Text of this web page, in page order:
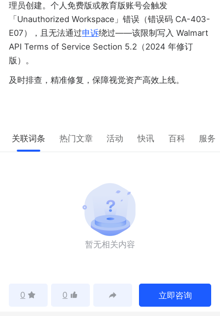
理员创建。个人免费版或教育版账号会触发
「Unauthorized Workspace」错误（错误码 CA-403-
E07），且无法通过申诉绕过——该限制写入 Walmart
API Terms of Service Section 5.2（2024 年修订
版）。
及时排查，精准修复，保障视觉资产高效上线。
关联词条 热门文章 活动 快讯 百科 服务
暂无相关内容
0 0 立即咨询